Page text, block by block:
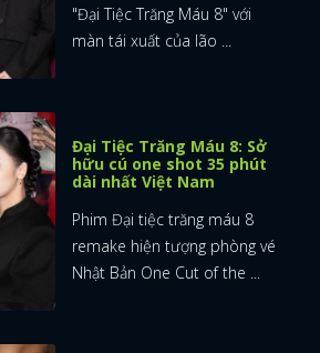
"Đại Tiệc Trăng Máu 8" với
màn tái xuất của lão ...
Đại Tiệc Trăng Máu 8: Sở
hữu cú one shot 35 phút
dài nhất Việt Nam
Phim Đại tiệc trăng máu 8
remake hiện tượng phòng vé
Nhật Bản One Cut of the ...